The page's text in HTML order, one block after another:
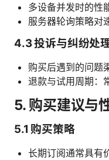
多设备并发时的性
服务器轮询策略对
4.3 投诉与纠纷处
购买后遇到的问题
退款与试用周期：
5. 购买建议与
5.1 购买策略
长期订阅通常具有